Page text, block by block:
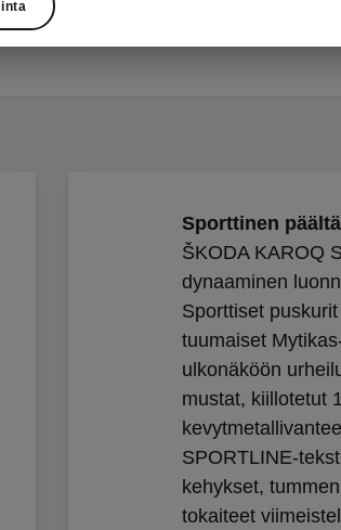
hv) bensiinimoottori.
Sporttinen
ŠKODA KAROQ
dynaaminen
Sporttiset
tuumaiset
ulkonäköön
mustat, kiillotetut
SPORTLINE-
kehykset,
tokaiteet